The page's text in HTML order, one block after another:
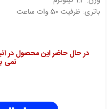
باتری: ظرفیت 50 وات ساعت
در حال حاضر این محصول در
نمی